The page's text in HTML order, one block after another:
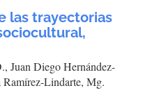
las trayectorias
Juan Diego Hernández-
Lindarte, Mg.